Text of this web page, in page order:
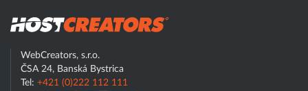
WebCreators, s.r.o.
ČSA 24, Banská Bystrica
Tel: +421 (0)222 112 111